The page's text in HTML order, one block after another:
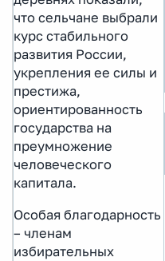
что сельчане выбрали
курс стабильного
развития России,
укрепления ее силы и
престижа,
ориентированность
государства на
преумножение
человеческого
капитала.
Особая благодарность
– членам
избирательных